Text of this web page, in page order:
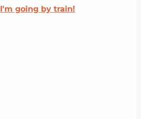
I'm going by train!